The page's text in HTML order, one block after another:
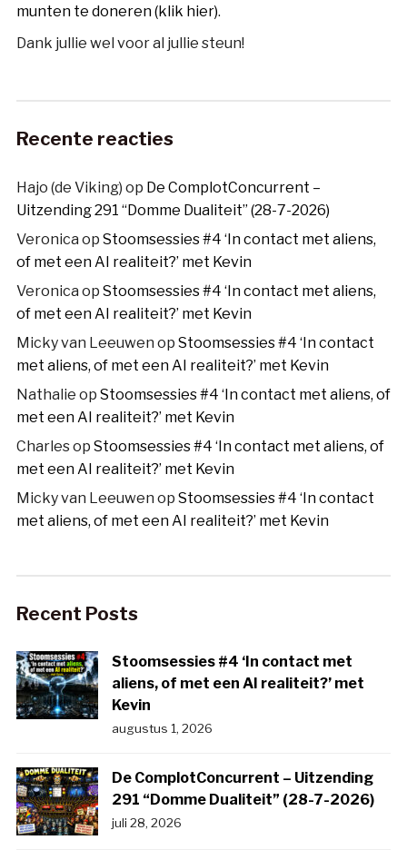
munten te doneren (klik hier).
Dank jullie wel voor al jullie steun!
Recente reacties
Hajo (de Viking) op De ComplotConcurrent –
Uitzending 291 “Domme Dualiteit” (28-7-2026)
Veronica op Stoomsessies #4 ‘In contact met aliens,
of met een AI realiteit?’ met Kevin
Veronica op Stoomsessies #4 ‘In contact met aliens,
of met een AI realiteit?’ met Kevin
Micky van Leeuwen op Stoomsessies #4 ‘In contact
met aliens, of met een AI realiteit?’ met Kevin
Nathalie op Stoomsessies #4 ‘In contact met aliens, of
met een AI realiteit?’ met Kevin
Charlesop Stoomsessies #4 ‘In contact met aliens, of
met een AI realiteit?’ met Kevin
Micky van Leeuwen op Stoomsessies #4 ‘In contact
met aliens, of met een AI realiteit?’ met Kevin
Recent Posts
Stoomsessies #4 ‘In contact met
aliens, of met een AI realiteit?’ met
Kevin
augustus 1, 2026
De ComplotConcurrent – Uitzending
291 “Domme Dualiteit” (28-7-2026)
juli 28, 2026